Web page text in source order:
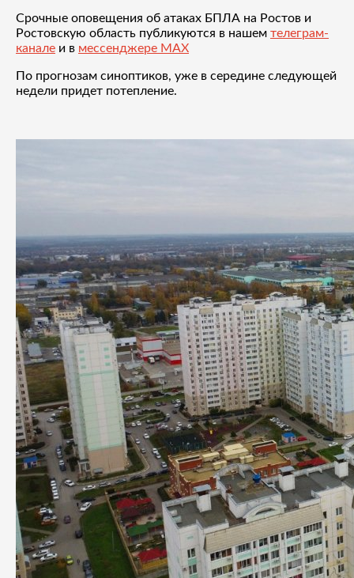
Срочные оповещения об атаках БПЛА на Ростов и
Ростовскую область публикуются в нашем телеграм-
канале и в мессенджере MAX
По прогнозам синоптиков, уже в середине следующей
недели придет потепление.